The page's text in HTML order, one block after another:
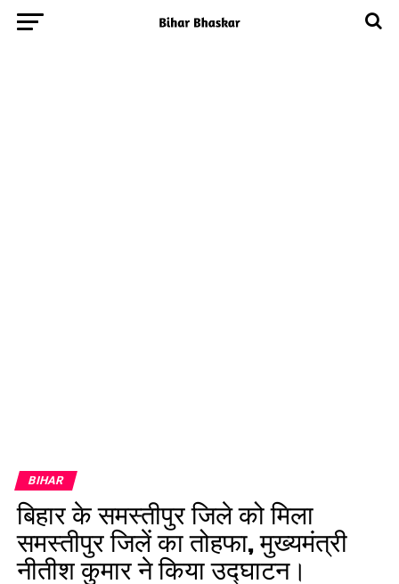
BIHAR
बिहार के समस्तीपुर जिले को मिला
समस्तीपुर जिलें का तोहफा, मुख्यमंत्री
नीतीश कुमार ने किया उद्घाटन।